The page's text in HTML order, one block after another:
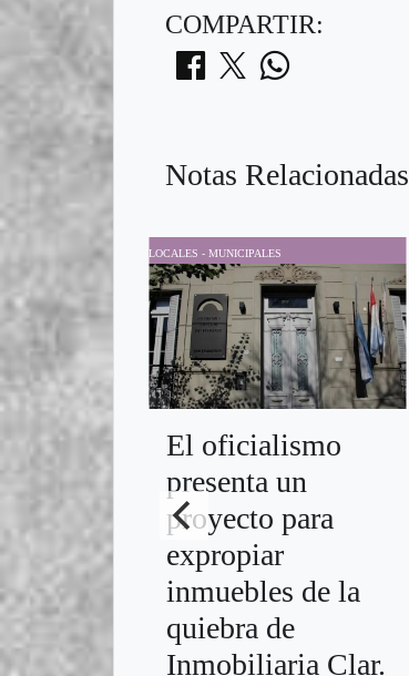
COMPARTIR:
Notas Relacionadas
LOCALES - MUNICIPALES
El oficialismo
presenta un
proyecto para
expropiar
inmuebles de la
quiebra de
Inmobiliaria Clar.